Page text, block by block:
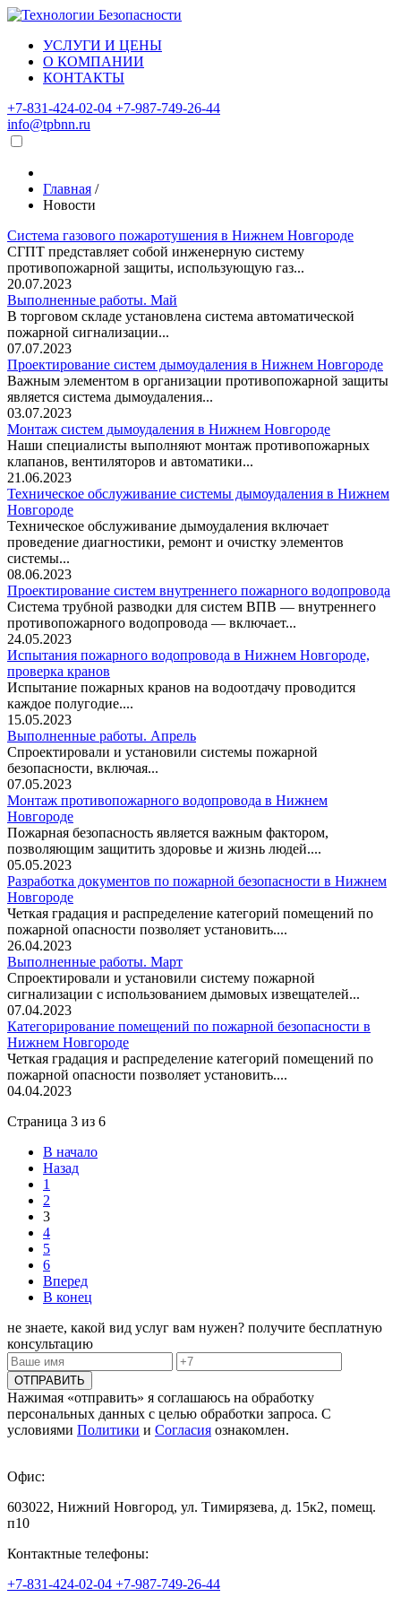
УСЛУГИ И ЦЕНЫ
О КОМПАНИИ
КОНТАКТЫ
+7-831-424-02-04 +7-987-749-26-44
info@tpbnn.ru
Главная /
Новости
Система газового пожаротушения в Нижнем Новгороде
СГПТ представляет собой инженерную систему
противопожарной защиты, использующую газ...
20.07.2023
Выполненные работы. Май
В торговом складе установлена система автоматической
пожарной сигнализации...
07.07.2023
Проектирование систем дымоудаления в Нижнем Новгороде
Важным элементом в организации противопожарной защиты
является система дымоудаления...
03.07.2023
Монтаж систем дымоудаления в Нижнем Новгороде
Наши специалисты выполняют монтаж противопожарных
клапанов, вентиляторов и автоматики...
21.06.2023
Техническое обслуживание системы дымоудаления в Нижнем
Новгороде
Техническое обслуживание дымоудаления включает
проведение диагностики, ремонт и очистку элементов
системы...
08.06.2023
Проектирование систем внутреннего пожарного водопровода
Система трубной разводки для систем ВПВ — внутреннего
противопожарного водопровода — включает...
24.05.2023
Испытания пожарного водопровода в Нижнем Новгороде,
проверка кранов
Испытание пожарных кранов на водоотдачу проводится
каждое полугодие....
15.05.2023
Выполненные работы. Апрель
Спроектировали и установили системы пожарной
безопасности, включая...
07.05.2023
Монтаж противопожарного водопровода в Нижнем
Новгороде
Пожарная безопасность является важным фактором,
позволяющим защитить здоровье и жизнь людей....
05.05.2023
Разработка документов по пожарной безопасности в Нижнем
Новгороде
Четкая градация и распределение категорий помещений по
пожарной опасности позволяет установить....
26.04.2023
Выполненные работы. Март
Спроектировали и установили систему пожарной
сигнализации с использованием дымовых извещателей...
07.04.2023
Категорирование помещений по пожарной безопасности в
Нижнем Новгороде
Четкая градация и распределение категорий помещений по
пожарной опасности позволяет установить....
04.04.2023
Страница 3 из 6
В начало
Назад
1
2
3
4
5
6
Вперед
В конец
не знаете, какой вид услуг вам нужен? получите бесплатную
консультацию
ОТПРАВИТЬ
Нажимая «отправить» я соглашаюсь на обработку
персональных данных с целью обработки запроса. С
условиями Политики и Согласия ознакомлен.
Офис:
603022, Нижний Новгород, ул. Тимирязева, д. 15к2, помещ.
п10
Контактные телефоны:
+7-831-424-02-04 +7-987-749-26-44